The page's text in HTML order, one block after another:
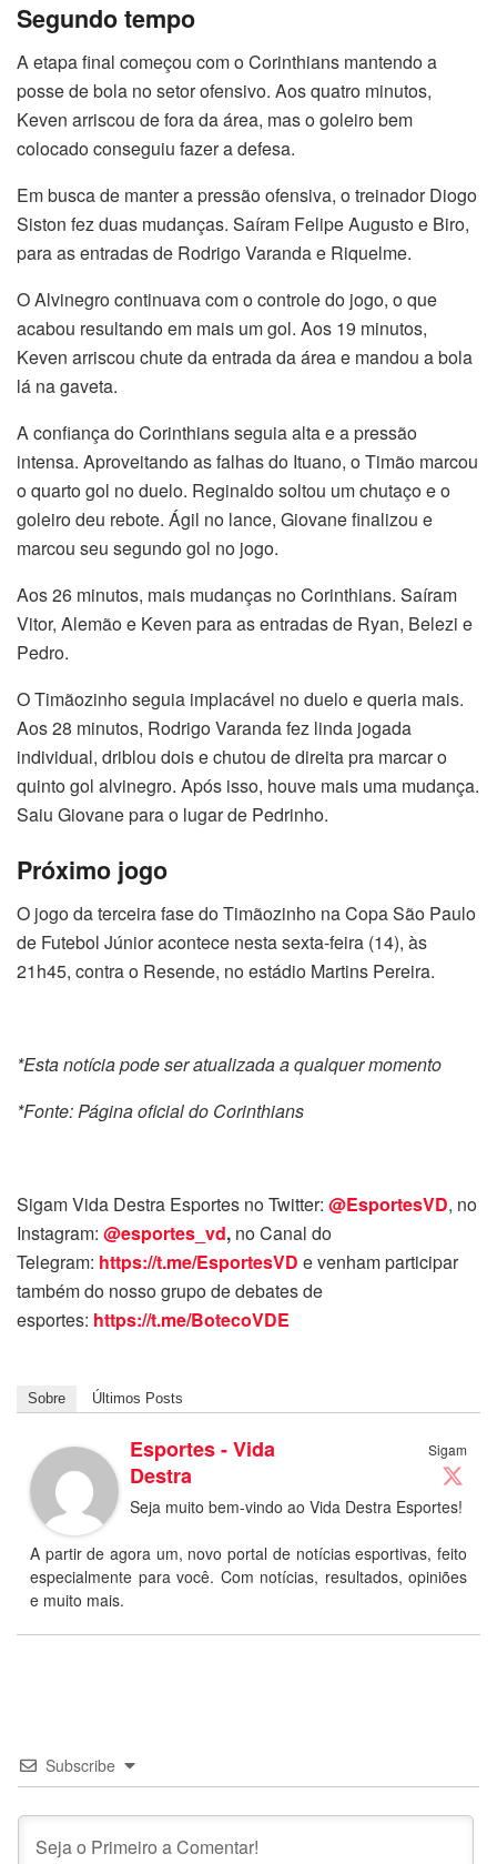
Segundo tempo
A etapa final começou com o Corinthians mantendo a
posse de bola no setor ofensivo. Aos quatro minutos,
Keven arriscou de fora da área, mas o goleiro bem
colocado conseguiu fazer a defesa.
Em busca de manter a pressão ofensiva, o treinador Diogo
Siston fez duas mudanças. Saíram Felipe Augusto e Biro,
para as entradas de Rodrigo Varanda e Riquelme.
O Alvinegro continuava com o controle do jogo, o que
acabou resultando em mais um gol. Aos 19 minutos,
Keven arriscou chute da entrada da área e mandou a bola
lá na gaveta.
A confiança do Corinthians seguia alta e a pressão
intensa. Aproveitando as falhas do Ituano, o Timão marcou
o quarto gol no duelo. Reginaldo soltou um chutaço e o
goleiro deu rebote. Ágil no lance, Giovane finalizou e
marcou seu segundo gol no jogo.
Aos 26 minutos, mais mudanças no Corinthians. Saíram
Vitor, Alemão e Keven para as entradas de Ryan, Belezi e
Pedro.
O Timãozinho seguia implacável no duelo e queria mais.
Aos 28 minutos, Rodrigo Varanda fez linda jogada
individual, driblou dois e chutou de direita pra marcar o
quinto gol alvinegro. Após isso, houve mais uma mudança.
Saiu Giovane para o lugar de Pedrinho.
Próximo jogo
O jogo da terceira fase do Timãozinho na Copa São Paulo
de Futebol Júnior acontece nesta sexta-feira (14), às
21h45, contra o Resende, no estádio Martins Pereira.
*Esta notícia pode ser atualizada a qualquer momento
*Fonte: Página oficial do Corinthians
Sigam Vida Destra Esportes no Twitter: @EsportesVD, no
Instagram: @esportes_vd, no Canal do
Telegram: https://t.me/EsportesVD e venham participar
também do nosso grupo de debates de
esportes: https://t.me/BotecoVDE
Sobre Últimos Posts
Sigam
Esportes - Vida
Destra
Seja muito bem-vindo ao Vida Destra Esportes!
A partir de agora um, novo portal de notícias esportivas, feito
especialmente para você. Com notícias, resultados, opiniões
e muito mais.
Subscribe